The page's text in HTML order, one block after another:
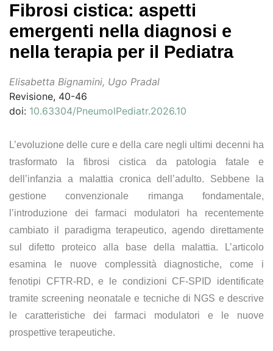
Fibrosi cistica: aspetti
emergenti nella diagnosi e
nella terapia per il Pediatra
Elisabetta Bignamini, Ugo Pradal
Revisione, 40-46
doi: 10.63304/PneumolPediatr.2026.10
L’evoluzione delle cure e della care negli ultimi decenni ha
trasformato la fibrosi cistica da patologia fatale e
dell’infanzia a malattia cronica dell’adulto. Sebbene la
gestione convenzionale rimanga fondamentale,
l’introduzione dei farmaci modulatori ha recentemente
cambiato il paradigma terapeutico, agendo direttamente
sul difetto proteico alla base della malattia. L’articolo
esamina le nuove complessità diagnostiche, come i
fenotipi CFTR-RD, e le condizioni CF-SPID identificate
tramite screening neonatale e tecniche di NGS e descrive
le caratteristiche dei farmaci modulatori e le nuove
prospettive terapeutiche.